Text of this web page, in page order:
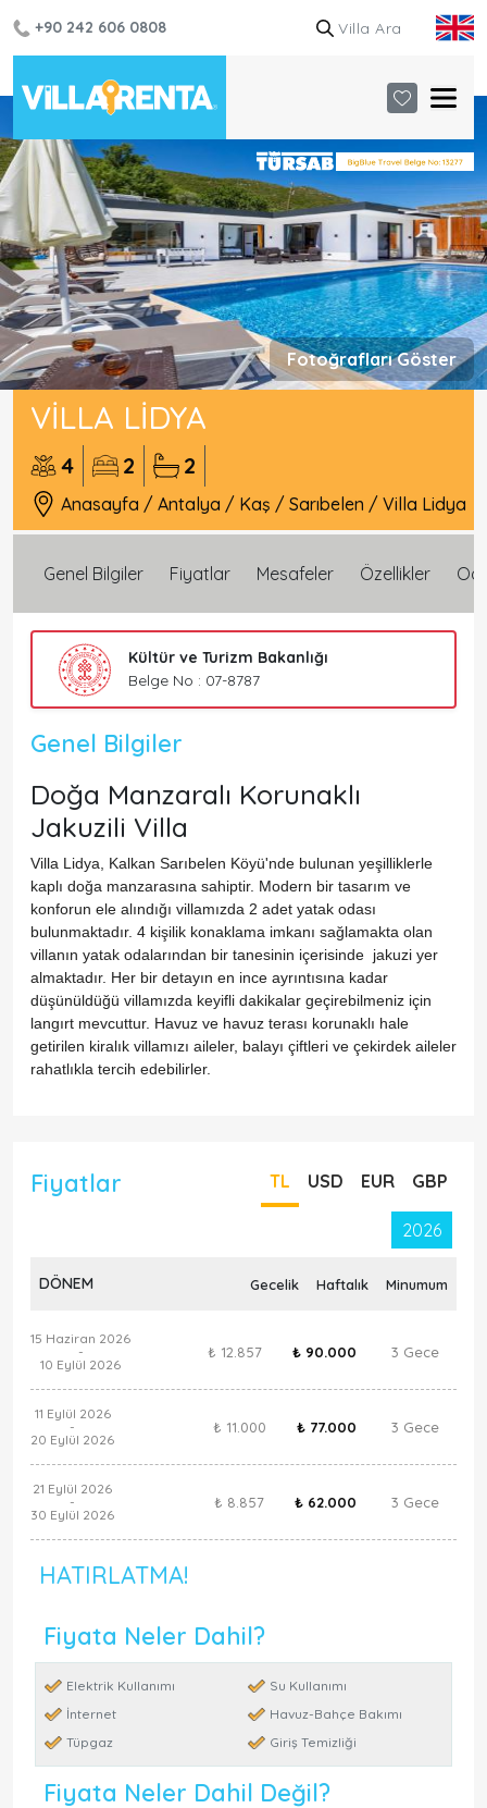
+90 242 606 0808
Fotoğrafları Göster
VILLA LIDYA
4 2 2
Anasayfa / Antalya / Kaş / Sarıbelen / Villa Lidya
Genel Bilgiler Fiyatlar Mesafeler Özellikler
Kültür ve Turizm Bakanlığı
Belge No : 07-8787
Genel Bilgiler
Doğa Manzaralı Korunaklı
Jakuzili Villa
Villa Lidya, Kalkan Sarıbelen Köyü'nde bulunan yeşilliklerle
kaplı doğa manzarasına sahiptir. Modern bir tasarım ve
konforun ele alındığı villamızda 2 adet yatak odası
bulunmaktadır. 4 kişilik konaklama imkanı sağlamakta olan
villanın yatak odalarından bir tanesinin içerisinde jakuzi yer
almaktadır. Her bir detayın en ince ayrıntısına kadar
düşünüldüğü villamızda keyifli dakikalar geçirebilmeniz için
langırt mevcuttur. Havuz ve havuz terası korunaklı hale
getirilen kiralık villamızı aileler, balayı çiftleri ve çekirdek aileler
rahatlıkla tercih edebilirler.
Fiyatlar TL USD EUR GBP
2026
DÖNEM Gecelik Haftalık Minumum
15 Haziran 2026
-
10 Eylül 2026
₺ 12.857 ₺ 90.000 3 Gece
11 Eylül 2026
-
20 Eylül 2026
₺ 11.000 ₺ 77.000 3 Gece
21 Eylül 2026
-
30 Eylül 2026
₺ 8.857 ₺ 62.000 3 Gece
HATIRLATMA!
Fiyata Neler Dahil?
Elektrik Kullanımı
Su Kullanımı
İnternet
Havuz-Bahçe Bakımı
Tüpgaz
Giriş Temizliği
Fiyata Neler Dahil Değil?